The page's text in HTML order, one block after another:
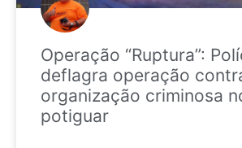
Operação “Ruptura”:
deflagra operação
organização criminosa
potiguar